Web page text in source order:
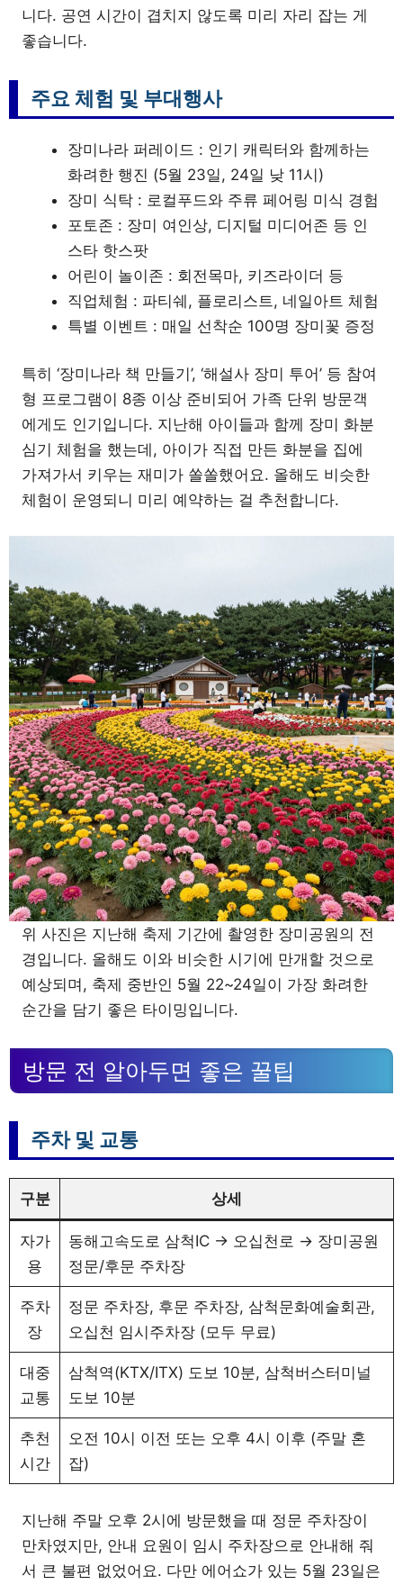
니다. 공연 시간이 겹치지 않도록 미리 자리 잡는 게
좋습니다.
주요 체험 및 부대행사
장미나라 퍼레이드 : 인기 캐릭터와 함께하는
화려한 행진 (5월 23일, 24일 낮 11시)
장미 식탁 : 로컬푸드와 주류 페어링 미식 경험
포토존 : 장미 여인상, 디지털 미디어존 등 인
스타 핫스팟
어린이 놀이존 : 회전목마, 키즈라이더 등
직업체험 : 파티쉐, 플로리스트, 네일아트 체험
특별 이벤트 : 매일 선착순 100명 장미꽃 증정
특히 ‘장미나라 책 만들기’, ‘해설사 장미 투어’ 등 참여
형 프로그램이 8종 이상 준비되어 가족 단위 방문객
에게도 인기입니다. 지난해 아이들과 함께 장미 화분
심기 체험을 했는데, 아이가 직접 만든 화분을 집에
가져가서 키우는 재미가 쏠쏠했어요. 올해도 비슷한
체험이 운영되니 미리 예약하는 걸 추천합니다.
위 사진은 지난해 축제 기간에 촬영한 장미공원의 전
경입니다. 올해도 이와 비슷한 시기에 만개할 것으로
예상되며, 축제 중반인 5월 22~24일이 가장 화려한
순간을 담기 좋은 타이밍입니다.
방문 전 알아두면 좋은 꿀팁
주차 및 교통
구분 상세
자가
용
동해고속도로 삼척IC → 오십천로 → 장미공원
정문/후문 주차장
주차
장
정문 주차장, 후문 주차장, 삼척문화예술회관,
오십천 임시주차장 (모두 무료)
대중
교통
삼척역(KTX/ITX) 도보 10분, 삼척버스터미널
도보 10분
추천
시간
오전 10시 이전 또는 오후 4시 이후 (주말 혼
잡)
지난해 주말 오후 2시에 방문했을 때 정문 주차장이
만차였지만, 안내 요원이 임시 주차장으로 안내해 줘
서 큰 불편 없었어요. 다만 에어쇼가 있는 5월 23일은